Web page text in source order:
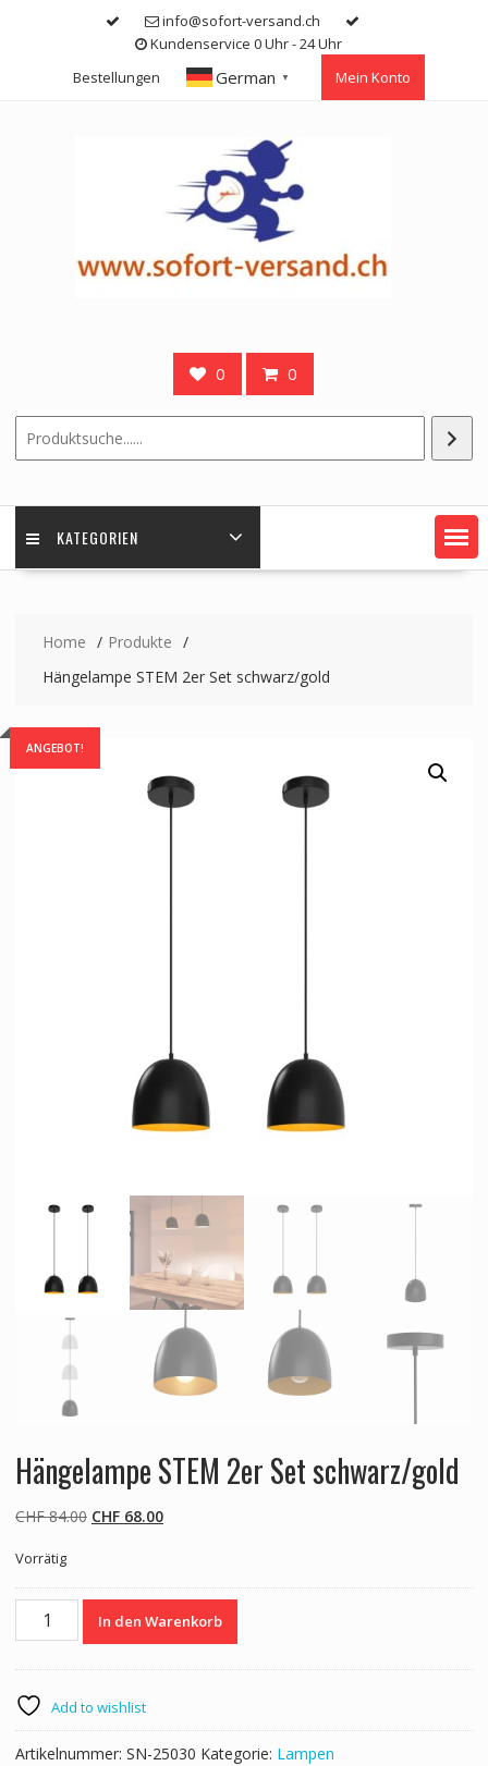
info@sofort-versand.ch
Kundenservice 0 Uhr - 24 Uhr
Bestellungen
German ▼ Mein Konto
0 0
KATEGORIEN
Home
Produkte
Hängelampe STEM 2er Set schwarz/gold
ANGEBOT!
Hängelampe STEM 2er Set schwarz/gold
CHF84.00 Ursprünglicher
CHF 84.00
CHF68.00Aktueller
CHF 68.00.
Vorrätig
Hängelampe
STEM
schwarz/gold
Menge
In den Warenkorb
Add to wishlist
Artikelnummer: SN-25030 Kategorie: Lampen